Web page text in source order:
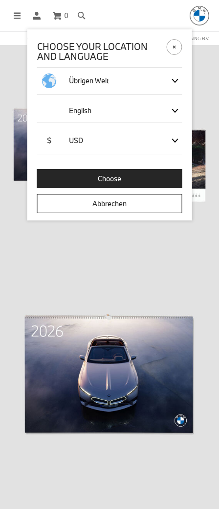
0
OFFICIAL BMW LIFESTYLE SHOP OPERATED BY STICHD SPORTMERCHANDISING B.V.
CHOOSE YOUR LOCATION
AND LANGUAGE
Übrigen Welt
English
$ USD
Choose
Abbrechen